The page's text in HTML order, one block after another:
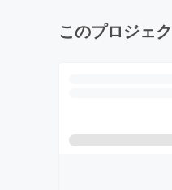
このプロジェ